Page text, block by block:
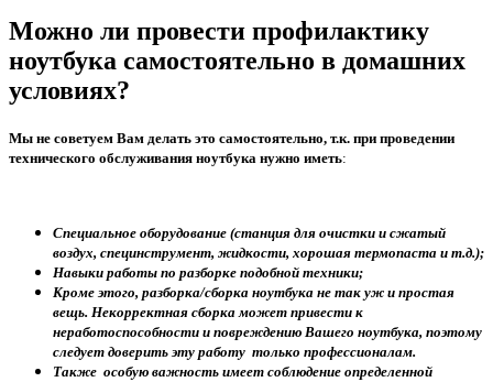
Можно ли провести профилактику
ноутбука самостоятельно в домашних
условиях?
Мы не советуем Вам делать это самостоятельно, т.к. при проведении
технического обслуживания ноутбука нужно иметь:
Специальное оборудование (станция для очистки и сжатый
воздух, специнструмент, жидкости, хорошая термопаста и т.д.);
Навыки работы по разборке подобной техники;
Кроме этого, разборка/сборка ноутбука не так уж и простая
вещь. Некорректная сборка может привести к
неработоспособности и повреждению Вашего ноутбука, поэтому
следует доверить эту работу только профессионалам.
Также особую важность имеет соблюдение определенной